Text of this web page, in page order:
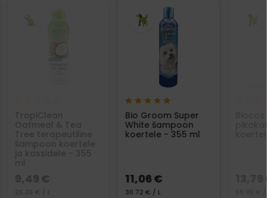
Bio Groom Super
White šampoon
koertele - 355 ml
11,06 €
30.72 € / L